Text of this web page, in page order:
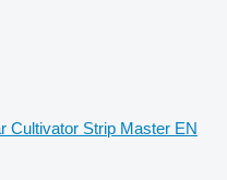
Cultivator Strip Master EN